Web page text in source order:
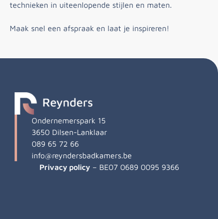
technieken in uiteenlopende stijlen en maten.
Maak snel een afspraak en laat je inspireren!
Ondernemerspark 15
3650 Dilsen-Lanklaar
089 65 72 66
info@reyndersbadkamers.be
Privacy policy– BE07 0689 0095 9366